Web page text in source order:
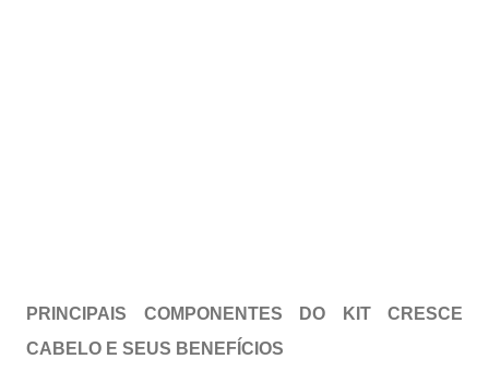
PRINCIPAIS COMPONENTES DO KIT CRESCE
CABELO E SEUS BENEFÍCIOS